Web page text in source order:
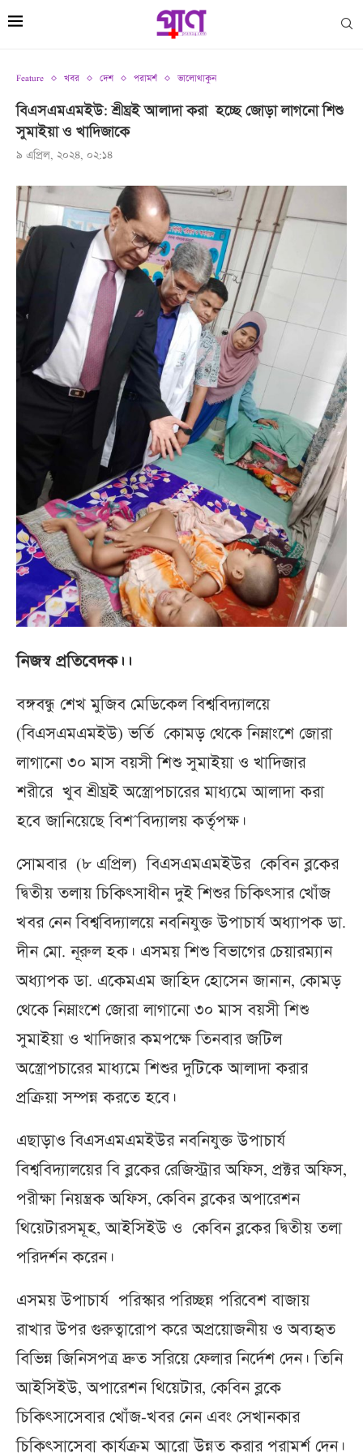
Feature খবর দেশ পরামর্শ ভালোথাকুন
বিএসএমএমইউ: শ্রীঘ্রই আলাদা করা হচ্ছে জোড়া লাগনো শিশু
সুমাইয়া ও খাদিজাকে
৯ এপ্রিল, ২০২৪, ০২:১৪
নিজস্ব প্রতিবেদক।।
বঙ্গবন্ধু শেখ মুজিব মেডিকেল বিশ্ববিদ্যালয়ে
(বিএসএমএমইউ) ভর্তি কোমড় থেকে নিম্নাংশে জোরা
লাগানো ৩০ মাস বয়সী শিশু সুমাইয়া ও খাদিজার
শরীরে খুব শ্রীঘ্রই অস্ত্রোপচারের মাধ্যমে আলাদা করা
হবে জানিয়েছে বিশ^বিদ্যালয় কর্তৃপক্ষ।
সোমবার (৮ এপ্রিল) বিএসএমএমইউর কেবিন ব্লকের
দ্বিতীয় তলায় চিকিৎসাধীন দুই শিশুর চিকিৎসার খোঁজ
খবর নেন বিশ্ববিদ্যালয়ে নবনিযুক্ত উপাচার্য অধ্যাপক ডা.
দীন মো. নূরুল হক। এসময় শিশু বিভাগের চেয়ারম্যান
অধ্যাপক ডা. একেমএম জাহিদ হোসেন জানান, কোমড়
থেকে নিম্নাংশে জোরা লাগানো ৩০ মাস বয়সী শিশু
সুমাইয়া ও খাদিজার কমপক্ষে তিনবার জটিল
অস্ত্রোপচারের মাধ্যমে শিশুর দুটিকে আলাদা করার
প্রক্রিয়া সম্পন্ন করতে হবে।
এছাড়াও বিএসএমএমইউর নবনিযুক্ত উপাচার্য
বিশ্ববিদ্যালয়ের বি ব্লকের রেজিস্ট্রার অফিস, প্রক্টর অফিস,
পরীক্ষা নিয়ন্ত্রক অফিস, কেবিন ব্লকের অপারেশন
থিয়েটারসমূহ, আইসিইউ ও কেবিন ব্লকের দ্বিতীয় তলা
পরিদর্শন করেন।
এসময় উপাচার্য পরিস্কার পরিচ্ছন্ন পরিবেশ বাজায়
রাখার উপর গুরুত্বারোপ করে অপ্রয়োজনীয় ও অব্যহৃত
বিভিন্ন জিনিসপত্র দ্রুত সরিয়ে ফেলার নির্দেশ দেন। তিনি
আইসিইউ, অপারেশন থিয়েটার, কেবিন ব্লকে
চিকিৎসাসেবার খোঁজ-খবর নেন এবং সেখানকার
চিকিৎসাসেবা কার্যক্রম আরো উন্নত করার পরামর্শ দেন।